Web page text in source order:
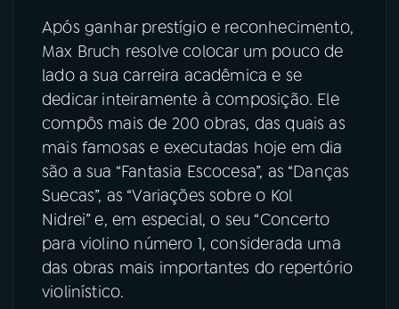
Após ganhar prestígio e reconhecimento,
Max Bruch resolve colocar um pouco de
lado a sua carreira acadêmica e se
dedicar inteiramente à composição. Ele
compôs mais de 200 obras, das quais as
mais famosas e executadas hoje em dia
são a sua “Fantasia Escocesa”, as “Danças
Suecas”, as “Variações sobre o Kol
Nidrei” e, em especial, o seu “Concerto
para violino número 1, considerada uma
das obras mais importantes do repertório
violinístico.